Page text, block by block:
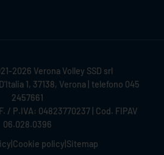
2026 Verona Volley SSD srl
1, 37138, Verona | telefono 045
2457661
/ P.IVA: 04823770237 | Cod. FIPAV
06.028.0396
Cookie policy Sitemap